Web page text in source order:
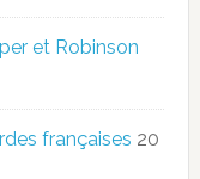
et Robinson
françaises 20